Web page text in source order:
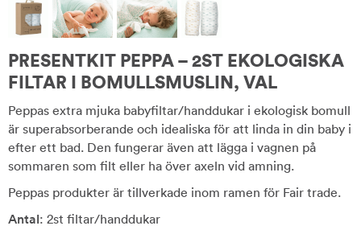
PRESENTKIT PEPPA – 2ST EKOLOGISKA
FILTAR I BOMULLSMUSLIN, VAL
Peppas extra mjuka babyfiltar/handdukar i ekologisk bomull
är superabsorberande och idealiska för att linda in din baby i
efter ett bad. Den fungerar även att lägga i vagnen på
sommaren som filt eller ha över axeln vid amning.
Peppas produkter är tillverkade inom ramen för Fair trade.
Antal: 2st filtar/handdukar